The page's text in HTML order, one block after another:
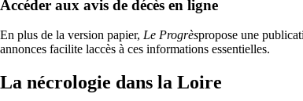
Accéder aux avis de décès en ligne
En plus de la version papier, Le Progrèspropose une
annonces facilite laccès à ces informations essentielles.
La nécrologie dans la Loire